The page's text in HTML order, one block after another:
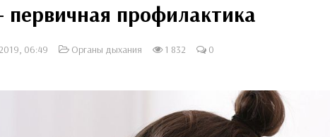
первичная профилактика
06:49 Органы дыхания 1 832 0